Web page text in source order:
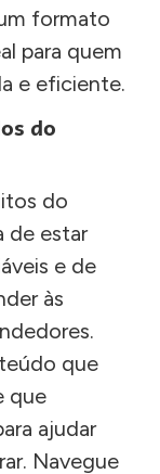
formato
para quem
e eficiente.
do
do
de estar
e de
às
que
que
ajudar
Navegue